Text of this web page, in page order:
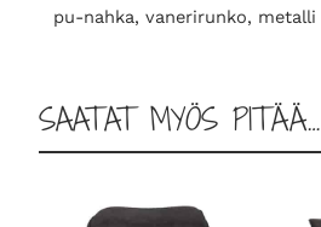
ä
pu-nahka, vanerirunko, metalli
SAATAT MYÖS PITÄÄ…